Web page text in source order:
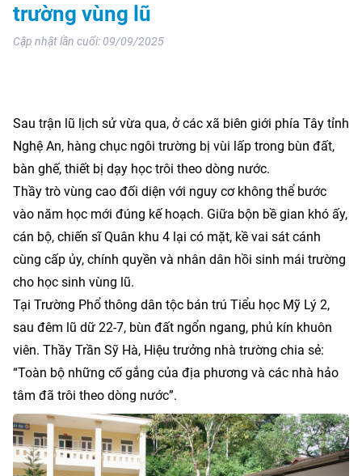
trường vùng lũ
Cập nhật lần cuối: 09/09/2025
Sau trận lũ lịch sử vừa qua, ở các xã biên giới phía Tây tỉnh
Nghệ An, hàng chục ngôi trường bị vùi lấp trong bùn đất,
bàn ghế, thiết bị dạy học trôi theo dòng nước.
Thầy trò vùng cao đối diện với nguy cơ không thể bước
vào năm học mới đúng kế hoạch. Giữa bộn bề gian khó ấy,
cán bộ, chiến sĩ Quân khu 4 lại có mặt, kề vai sát cánh
cùng cấp ủy, chính quyền và nhân dân hồi sinh mái trường
cho học sinh vùng lũ.
Tại Trường Phổ thông dân tộc bán trú Tiểu học Mỹ Lý 2,
sau đêm lũ dữ 22-7, bùn đất ngổn ngang, phủ kín khuôn
viên. Thầy Trần Sỹ Hà, Hiệu trưởng nhà trường chia sẻ:
“Toàn bộ những cố gắng của địa phương và các nhà hảo
tâm đã trôi theo dòng nước”.